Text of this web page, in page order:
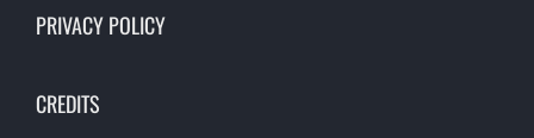
PRIVACY POLICY
CREDITS